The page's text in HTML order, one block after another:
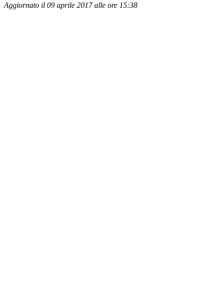
Aggiornato il 09 aprile 2017 alle ore 15:38